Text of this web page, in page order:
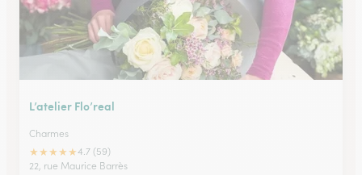
L’atelier Flo’real
Charmes
★★★★★4.7 (59)
22, rue Maurice Barrès